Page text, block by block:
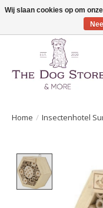
De speciaalzaak in
Home / Insectenhotel
Product
Wij slaan cookies op om
Nee